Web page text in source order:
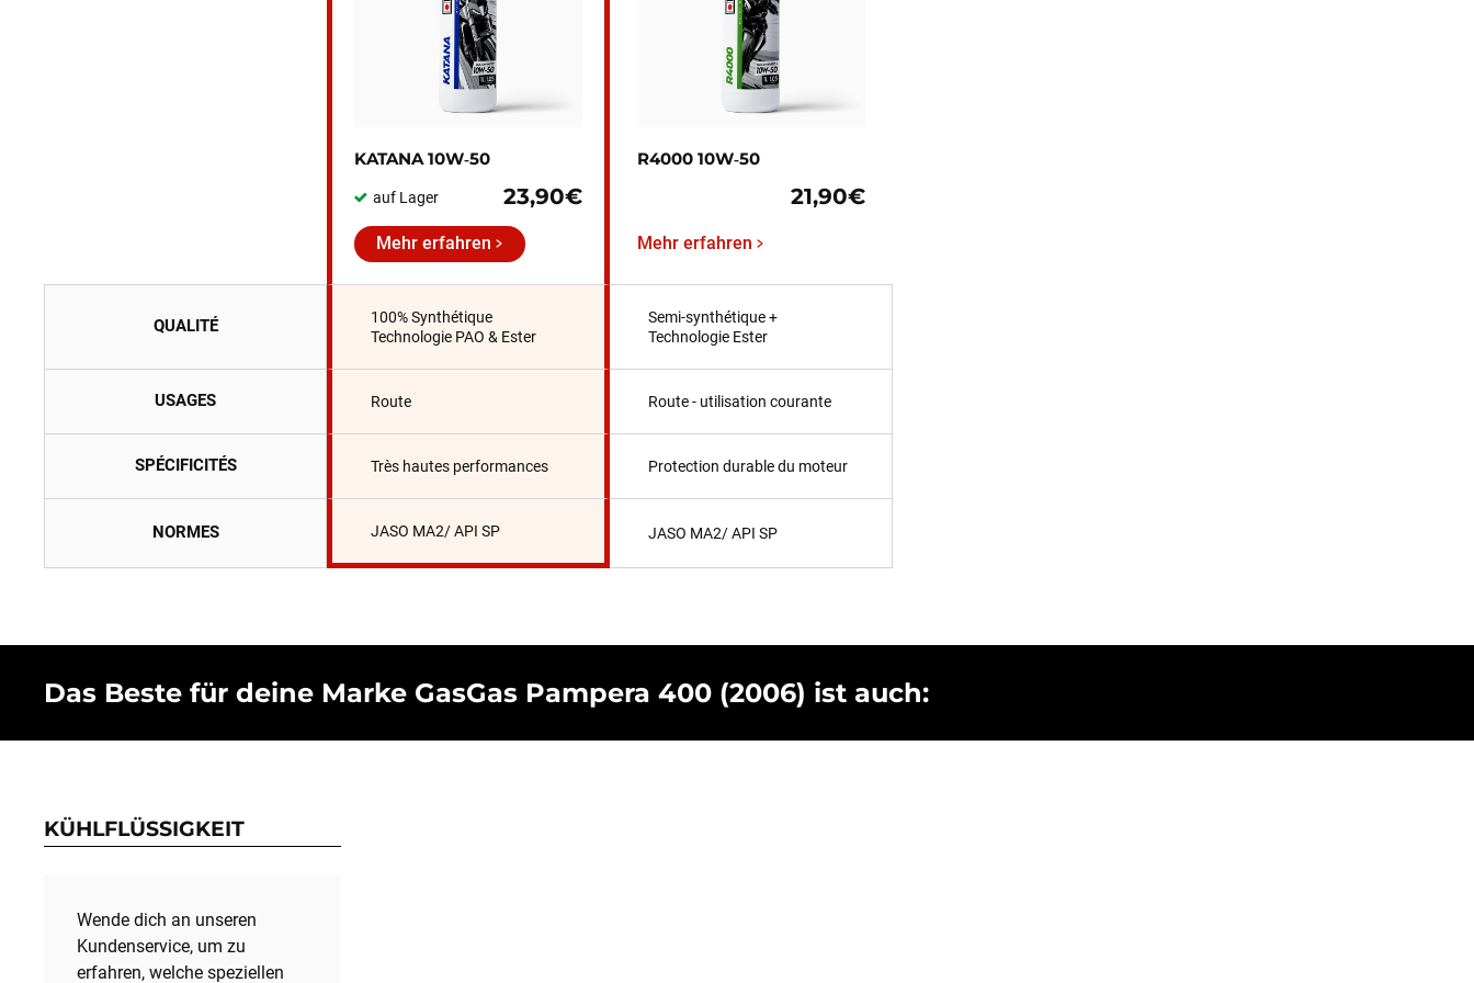
KATANA 10W‑50
auf Lager 23,90€
R4000 10W‑50
21,90€
Mehr erfahren Mehr erfahren
QUALITÉ
100% Synthétique
Technologie PAO & Ester
Semi-synthétique +
Technologie Ester
USAGES Route Route - utilisation courante
SPÉCIFICITÉS Très hautes performances Protection durable du moteur
NORMES JASO MA2/ API SP JASO MA2/ API SP
Das Beste für deine Marke GasGas Pampera 400 (2006) ist auch:
KÜHLFLÜSSIGKEIT
Wende dich an unseren
Kundenservice, um zu
erfahren, welche speziellen